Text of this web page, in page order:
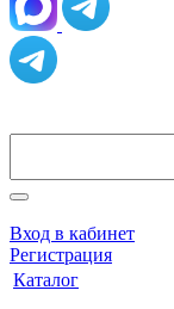
Вход в кабинет
Регистрация
Каталог